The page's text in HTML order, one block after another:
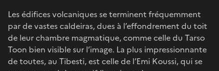
Les édifices volcaniques se terminent fréquemment
par de vastes caldeiras, dues à l’effondrement du toit
de leur chambre magmatique, comme celle du Tarso
Toon bien visible sur l’image. La plus impressionnante
de toutes, au Tibesti, est celle de l’Emi Koussi, qui se